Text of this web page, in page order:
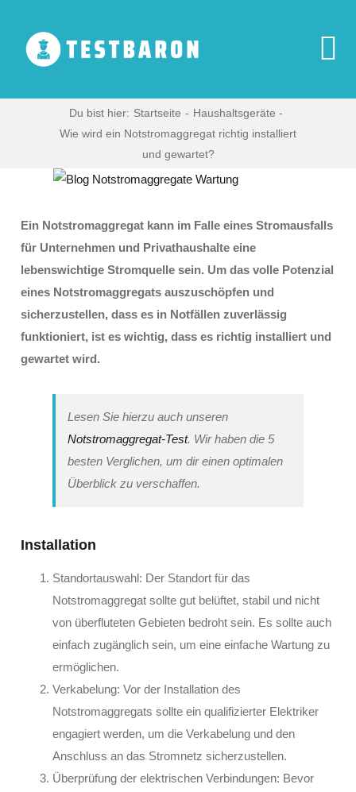
springen
Multimedia
Blog
Du bist hier: Startseite
Haushaltsgeräte
Wie wird ein Notstromaggregat richtig installiert
und gewartet?
Zeige
Bild
Ein Notstromaggregat kann im Falle eines Stromausfalls
für Unternehmen und Privathaushalte eine
lebenswichtige Stromquelle sein. Um das volle Potenzial
eines Notstromaggregats auszuschöpfen und
sicherzustellen, dass es in Notfällen zuverlässig
funktioniert, ist es wichtig, dass es richtig installiert und
gewartet wird.
Lesen Sie hierzu auch unseren
Notstromaggregat-Test. Wir haben die 5
besten Verglichen, um dir einen optimalen
Überblick zu verschaffen.
Installation
Standortauswahl: Der Standort für das
Notstromaggregat sollte gut belüftet, stabil und nicht
von überfluteten Gebieten bedroht sein. Es sollte auch
einfach zugänglich sein, um eine einfache Wartung zu
ermöglichen.
Verkabelung: Vor der Installation des
Notstromaggregats sollte ein qualifizierter Elektriker
engagiert werden, um die Verkabelung und den
Anschluss an das Stromnetz sicherzustellen.
Überprüfung der elektrischen Verbindungen: Bevor